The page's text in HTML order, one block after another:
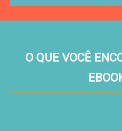
O QUE VOCÊ